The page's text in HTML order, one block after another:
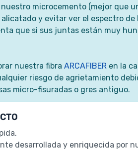
microcemento (mejor que
y evitar ver el espectro
que si sus juntas están muy
nuestra fibra ARCAFIBER en la
riesgo de agrietamiento
micro-fisuradas o gres antiguo.
desarrollada y enriquecida por